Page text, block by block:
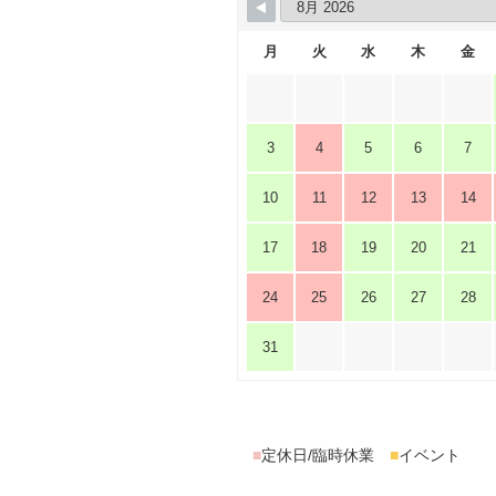
月 火 水 木 金
3 4 5 6 7
10 11 12 13 14
17 18 19 20 21
24 25 26 27 28
31
■定休日/臨時休業 ■イベント